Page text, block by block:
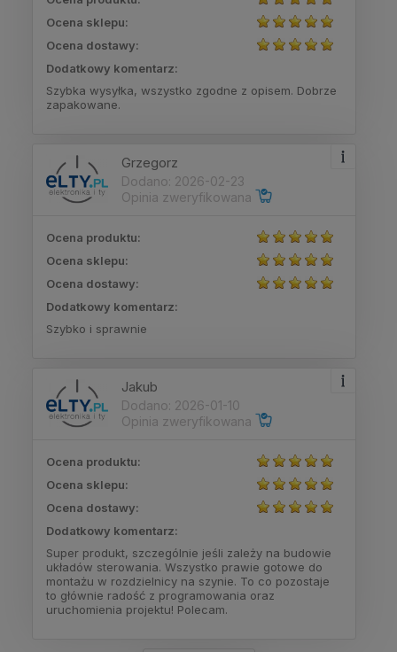
Ocena sklepu:
Ocena dostawy:
Dodatkowy komentarz:
Szybka wysyłka, wszystko zgodne z opisem. Dobrze
zapakowane.
Grzegorz
Dodano: 2026-02-23
Opinia zweryfikowana
Ocena produktu:
Ocena sklepu:
Ocena dostawy:
Dodatkowy komentarz:
Szybko i sprawnie
Jakub
Dodano: 2026-01-10
Opinia zweryfikowana
Ocena produktu:
Ocena sklepu:
Ocena dostawy:
Dodatkowy komentarz:
Super produkt, szczególnie jeśli zależy na budowie
układów sterowania. Wszystko prawie gotowe do
montażu w rozdzielnicy na szynie. To co pozostaje
to głównie radość z programowania oraz
uruchomienia projektu! Polecam.